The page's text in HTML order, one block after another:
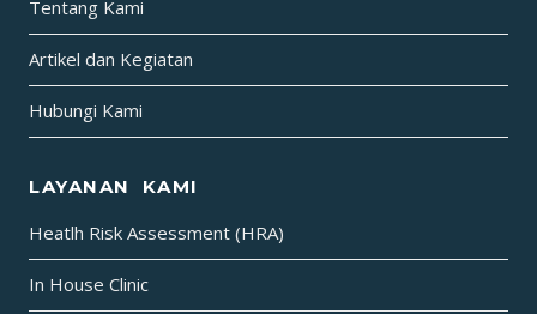
Tentang Kami
Artikel dan Kegiatan
Hubungi Kami
LAYANAN KAMI
Heatlh Risk Assessment (HRA)
In House Clinic